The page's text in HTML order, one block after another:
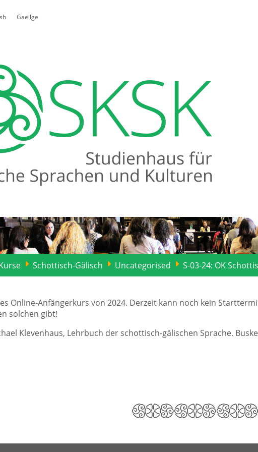
Gaeilge
Schottisch-Gälisch Uncategorised S-03-24: OK
Online-Anfängerkurs von 2024. Derzeit kann noch kein
solchen gibt!
Klevenhaus, Lehrbuch der schottisch-gälischen Sprache.